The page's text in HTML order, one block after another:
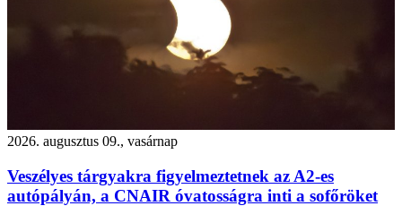
2026. augusztus 09., vasárnap
Veszélyes tárgyakra figyelmeztetnek az A2-es
autópályán, a CNAIR óvatosságra inti a sofőröket